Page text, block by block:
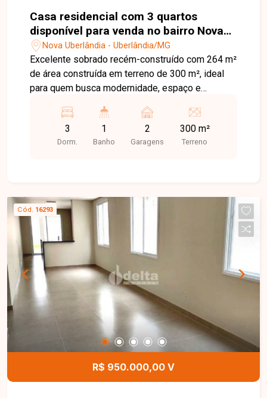
Casa residencial com 3 quartos
disponível para venda no bairro Nova
Uberlândia em Uberlândia - MG.
Nova Uberlândia - Uberlândia/MG
Excelente sobrado recém-construído com 264 m²
de área construída em terreno de 300 m², ideal
para quem busca modernidade, espaço e
projeto inteligente e acabamento em piso
porcelanato, oferece ambientes amplos e
excelente aproveitamento dos espaços para toda
2 suítes e cômodos reversíveis para escritório,
closet, sala de TV ou quarto adicional, 2
banheiros sociais, lavabo e banheiros das suítes,
cozinha ampla em estilo aberto, lavanderia
separada e reservada, ampla varanda gourmet
com churrasqueira, balcão e pia, quintal grande
ideal para piscina ou jardinagem, além de espaço
para elevador e 6 vagas de garagem. Um imóvel
completo para quem valoriza conforto e
morar em um sobrado novo, espaçoso e com
inúmeras possibilidades de personalização.
Entre em contato e agende sua visita!
3
Dorm.
1
Banho
2
Garagens
300 m²
Terreno
Cód. 16293
R$ 950.000,00 V